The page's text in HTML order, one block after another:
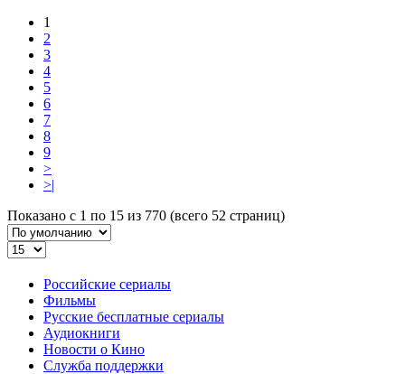
1
2
3
4
5
6
7
8
9
>
>|
Показано с 1 по 15 из 770 (всего 52 страниц)
Российские сериалы
Фильмы
Русские бесплатные сериалы
Аудиокниги
Новости о Кино
Служба поддержки